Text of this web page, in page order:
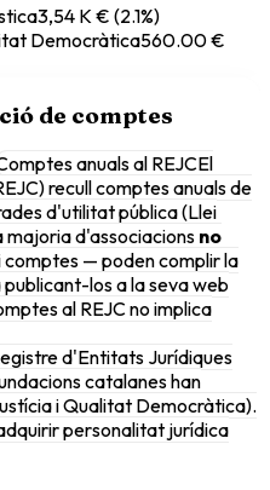
3,54 K € (2.1%)
Democràtica560.00 €
de comptes
anuals al REJCEl
recull comptes anuals de
d'utilitat pública (Llei
d'associacions no
— poden complir la
los a la seva web
al REJC no implica
d'Entitats Jurídiques
catalanes han
i Qualitat Democràtica).
personalitat jurídica